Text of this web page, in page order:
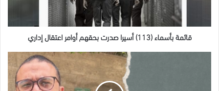
إداري
قائمة بأسماء (113) أسيرا صدرت بحقهم أوامر اعتقال إداري